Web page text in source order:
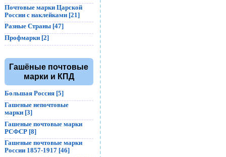
Почтовые марки Царской
России с наклейками [21]
Разные Страны [47]
Профмарки [2]
Гашёные почтовые
марки и КПД
Большая Россия [5]
Гашеные непочтовые
марки [3]
Гашеные почтовые марки
РСФСР [8]
Гашеные почтовые марки
России 1857-1917 [46]